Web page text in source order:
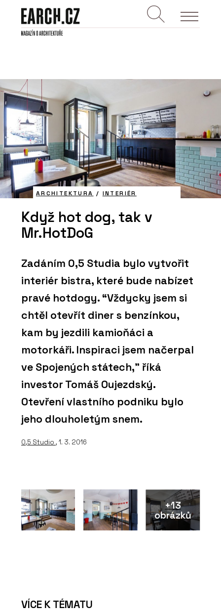
ARCHITEKTURA / INTERIÉR
Když hot dog, tak v
Mr.HotDoG
Zadáním 0,5 Studia bylo vytvořit
interiér bistra, které bude nabízet
pravé hotdogy. “Vždycky jsem si
chtěl otevřít diner s benzínkou,
kam by jezdili kamioňáci a
motorkáři. Inspiraci jsem načerpal
ve Spojených státech,” říká
investor Tomáš Oujezdský.
Otevření vlastního podniku bylo
jeho dlouholetým snem.
0,5 Studio , 1. 3. 2016
+13
obrázků
VÍCE K TÉMATU